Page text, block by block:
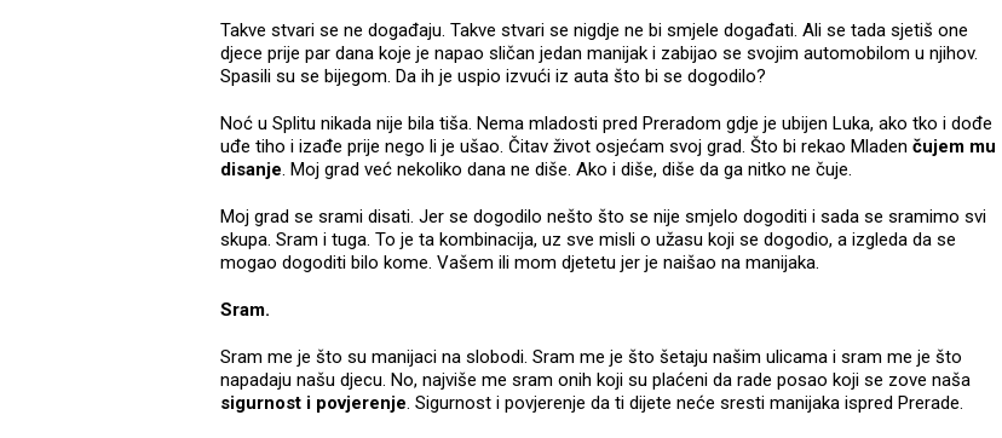
Takve stvari se ne događaju. Takve stvari se nigdje ne bi smjele događati. Ali se tada sjetiš one
djece prije par dana koje je napao sličan jedan manijak i zabijao se svojim automobilom u njihov.
Spasili su se bijegom. Da ih je uspio izvući iz auta što bi se dogodilo?
Noć u Splitu nikada nije bila tiša. Nema mladosti pred Preradom gdje je ubijen Luka, ako tko i dođe
uđe tiho i izađe prije nego li je ušao. Čitav život osjećam svoj grad. Što bi rekao Mladen čujem mu
disanje. Moj grad već nekoliko dana ne diše. Ako i diše, diše da ga nitko ne čuje.
Moj grad se srami disati. Jer se dogodilo nešto što se nije smjelo dogoditi i sada se sramimo svi
skupa. Sram i tuga. To je ta kombinacija, uz sve misli o užasu koji se dogodio, a izgleda da se
mogao dogoditi bilo kome. Vašem ili mom djetetu jer je naišao na manijaka.
Sram.
Sram me je što su manijaci na slobodi. Sram me je što šetaju našim ulicama i sram me je što
napadaju našu djecu. No, najviše me sram onih koji su plaćeni da rade posao koji se zove naša
sigurnost i povjerenje. Sigurnost i povjerenje da ti dijete neće sresti manijaka ispred Prerade.